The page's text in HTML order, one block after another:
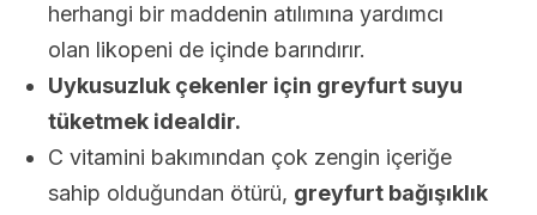
herhangi bir maddenin atılımına yardımcı
olan likopeni de içinde barındırır.
Uykusuzluk çekenler için greyfurt suyu
tüketmek idealdir.
C vitamini bakımından çok zengin içeriğe
sahip olduğundan ötürü, greyfurt bağışıklık